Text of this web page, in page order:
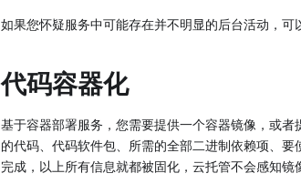
如果您怀疑服务中可能存在并不明显的后台活动，
代码容器化
基于容器部署服务，您需要提供一个容器镜像，或
的代码、代码软件包、所需的全部二进制依赖项、
完成，以上所有信息就都被固化，云托管不会感知镜